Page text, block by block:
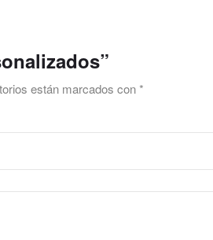
están marcados con*